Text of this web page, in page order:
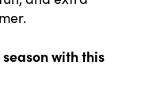
with this